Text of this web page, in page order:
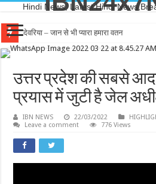
Hindi News, Latest Hindi
देवरिया – जान से भी प्यारा हमारा वतन
उत्तर प्रदेश की सबसे
प्रयास में जुटी है जेल
IBN NEWS 22/03/2022
Leave a comment
776 Views